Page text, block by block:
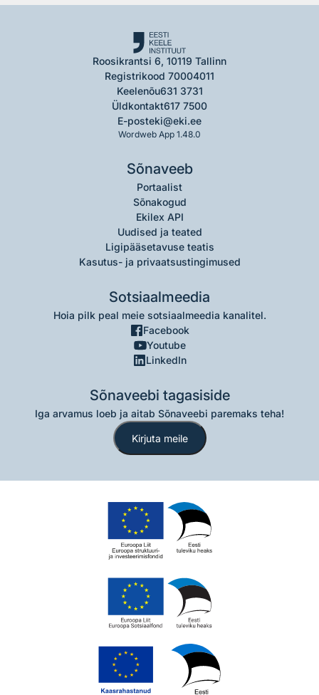
Roosikrantsi 6, 10119 Tallinn
Registrikood 70004011
Keelenõu631 3731
Üldkontakt617 7500
E-posteki@eki.ee
Wordweb App 1.48.0
Sõnaveeb
Portaalist
Sõnakogud
Ekilex API
Uudised ja teated
Ligipääsetavuse teatis
Kasutus- ja privaatsustingimused
Sotsiaalmeedia
Hoia pilk peal meie sotsiaalmeedia kanalitel.
Facebook
Youtube
LinkedIn
Sõnaveebi tagasiside
Iga arvamus loeb ja aitab Sõnaveebi paremaks teha!
Kirjuta meile